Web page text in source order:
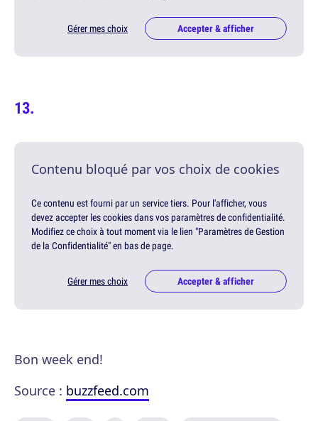
Gérer mes choix Accepter & afficher
Contenu bloqué par vos choix de cookies
Ce contenu est fourni par un service tiers. Pour l'afficher, vous
devez accepter les cookies dans vos paramètres de confidentialité.
Modifiez ce choix à tout moment via le lien "Paramètres de Gestion
de la Confidentialité" en bas de page.
Gérer mes choix Accepter & afficher
Bon week end!
Source : buzzfeed.com